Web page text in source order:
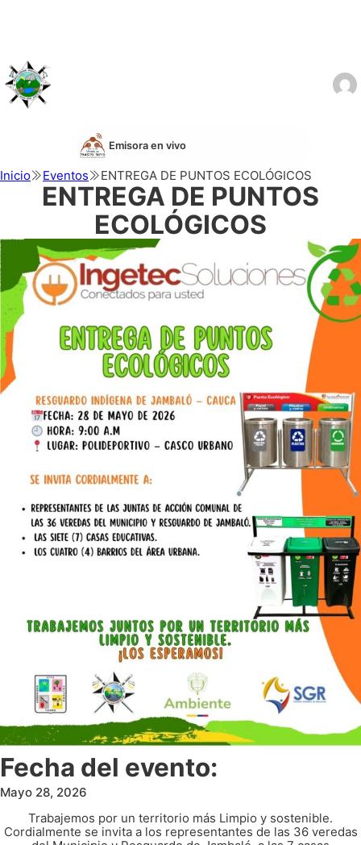
Emisora en vivo
Inicio Eventos ENTREGA DE PUNTOS ECOLÓGICOS
ENTREGA DE PUNTOS
ECOLÓGICOS
Fecha del evento:
Mayo 28, 2026
Trabajemos por un territorio más Limpio y sostenible.
Cordialmente se invita a los representantes de las 36 veredas